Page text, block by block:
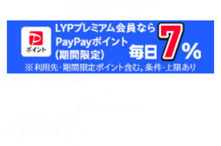
▲Yahoo!ポイントがたまる！▲
※Yahoo!店では医療機器の取り扱いはありません。